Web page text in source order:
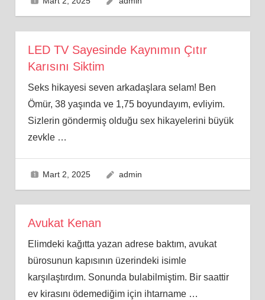
LED TV Sayesinde Kaynımın Çıtır
Karısını Siktim
Seks hikayesi seven arkadaşlara selam! Ben
Ömür, 38 yaşında ve 1,75 boyundayım, evliyim.
Sizlerin göndermiş olduğu sex hikayelerini büyük
zevkle …
Mart 2, 2025 admin
Avukat Kenan
Elimdeki kağıtta yazan adrese baktım, avukat
bürosunun kapısının üzerindeki isimle
karşılaştırdım. Sonunda bulabilmiştim. Bir saattir
ev kirasını ödemediğim için ihtarname …